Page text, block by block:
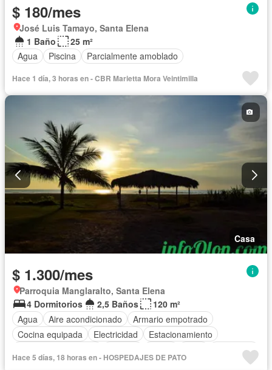
$ 180/mes
José Luis Tamayo, Santa Elena
1 Baño
25 m²
Agua
Piscina Parcialmente amoblado
Hace 1 día, 3 horas en - CBR Marietta Mora Veintimilla
Casa
$ 1.300/mes
Parroquia Manglaralto, Santa Elena
4 Dormitorios
2,5 Baños
120 m²
Agua
Aire acondicionado
Armario empotrado
Cocina equipada
Electricidad
Estacionamiento
Seguridad
Vista panorámica
Wifi Completamente amoblado
Hace 5 días, 18 horas en - HOSPEDAJES DE PATO